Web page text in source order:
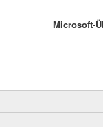
Microsoft-